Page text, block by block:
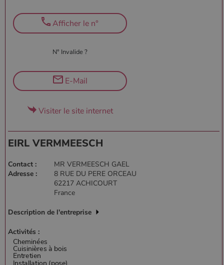
N° Invalide ?
Afficher le n°
E-Mail
Visiter le site internet
EIRL VERMMEESCH
Contact :
MR VERMEESCH GAEL
Adresse :
8 RUE DU PERE ORCEAU
62217 ACHICOURT
France
Description de l'entreprise
Activités :